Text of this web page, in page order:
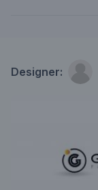
Designer: